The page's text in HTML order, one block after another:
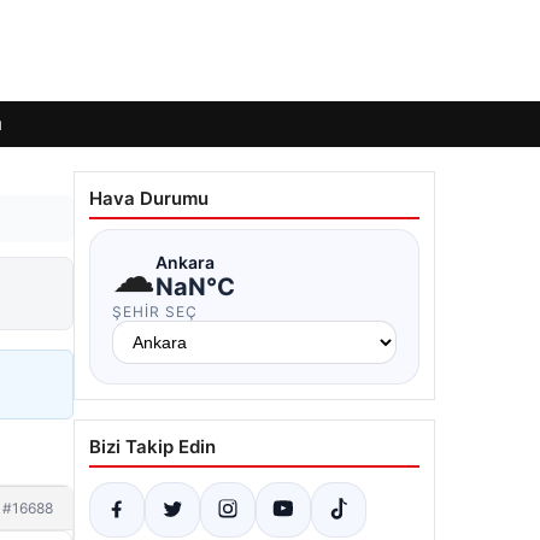
#16688
Hava Durumu
☁Ankara
NaN°C
ŞEHIR SEÇ
Bizi Takip Edin